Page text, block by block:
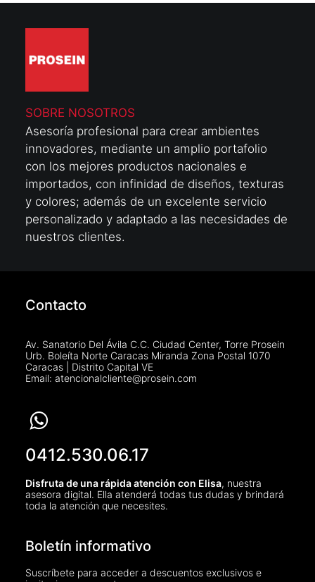
SOBRE NOSOTROS
Asesoría profesional para crear ambientes
innovadores, mediante un amplio portafolio
con los mejores productos nacionales e
importados, con infinidad de diseños, texturas
y colores; además de un excelente servicio
personalizado y adaptado a las necesidades de
nuestros clientes.
Contacto
Av. Sanatorio Del Ávila C.C. Ciudad Center, Torre Prosein
Urb. Boleíta Norte Caracas Miranda Zona Postal 1070
Caracas | Distrito Capital VE
Email: atencionalcliente@prosein.com
0412.530.06.17
Disfruta de una rápida atención con Elisa, nuestra
asesora digital. Ella atenderá todas tus dudas y brindará
toda la atención que necesites.
Boletín informativo
Suscríbete para acceder a descuentos exclusivos e